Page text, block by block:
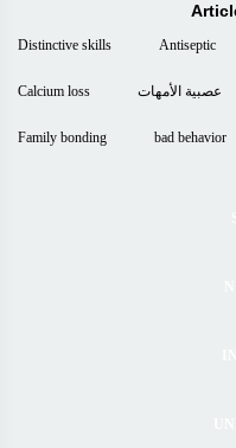
Distinctive skills Antiseptic
Calcium loss عصبية الأمهات
Family bonding bad behavior